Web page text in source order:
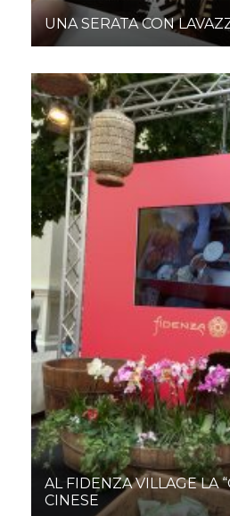
UNA SERATA CON
AL FIDENZA VILLAGE LA
CINESE